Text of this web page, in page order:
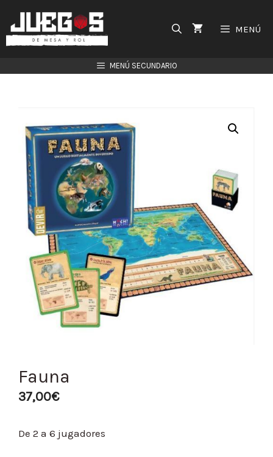
contenido
MENÚ
MENÚ SECUNDARIO
Fauna
37,00€
De 2 a 6 jugadores